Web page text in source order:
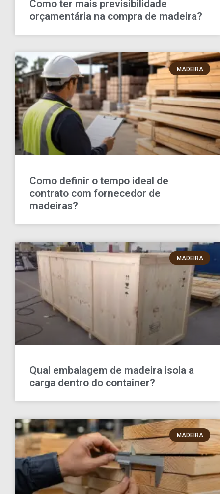
Como ter mais previsibilidade
orçamentária na compra de madeira?
MADEIRA
Como definir o tempo ideal de
contrato com fornecedor de
madeiras?
MADEIRA
Qual embalagem de madeira isola a
carga dentro do container?
MADEIRA